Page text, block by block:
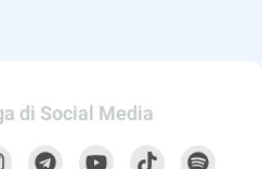
di Social Media